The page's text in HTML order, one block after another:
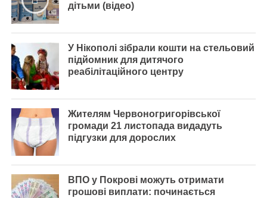
дітьми (відео)
У Нікополі зібрали кошти на стельовий
підйомник для дитячого
реабілітаційного центру
Жителям Червоногригорівської
громади 21 листопада видадуть
підгузки для дорослих
ВПО у Покрові можуть отримати
грошові виплати: починається